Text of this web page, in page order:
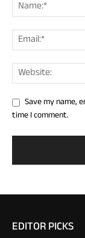
Save my name,
time I comment.
EDITOR PICKS